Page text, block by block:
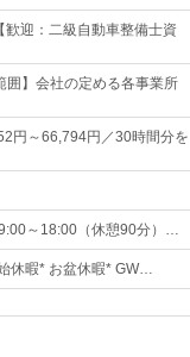
歓迎：二級自動車整備士資
囲】会社の定める各事業所
円～66,794円／30時間分を
～18:00（休憩90分）…
休暇* お盆休暇* GW…